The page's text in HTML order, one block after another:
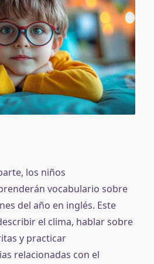
los niños
vocabulario sobre
del año en inglés. Este
el clima, hablar sobre
y practicar
relacionadas con el